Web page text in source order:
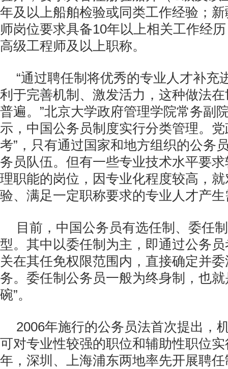
年及以上船舶检验或同类工作经验；
师岗位要求具备10年以上相关工作经
高级工程师及以上职称。
“通过聘任制将优秀的专业人才补充
利于完善机制、激发活力，这种做法
普遍。”北京大学政府管理学院常务副
示，中国公务员制度实行分类管理。党
考”，只有通过国家和地方组织的公务
务员队伍。但有一些专业技术水平要
理职能的岗位，因专业化程度较高，
验、满足一定职称要求的专业人才产
目前，中国公务员有选任制、委任
型。其中以委任制为主，即通过公务
关在其任免权限范围内，直接确定并
务。委任制公务员一般为终身制，也就
碗”。
2006年施行的公务员法首次提出，
可对专业性较强的职位和辅助性职位
年，深圳、上海浦东两地率先开展聘